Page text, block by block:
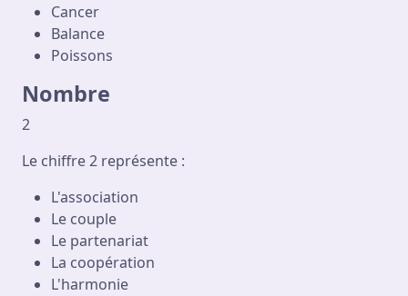
Cancer
Balance
Poissons
Nombre
2
Le chiffre 2 représente :
L'association
Le couple
Le partenariat
La coopération
L'harmonie